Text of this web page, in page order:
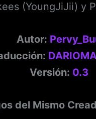
(YoungJiJii) y
Autor:
Versión: 0.3
del Mismo